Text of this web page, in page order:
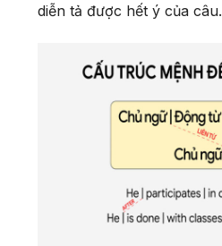
diễn tả được hết ý của câu.